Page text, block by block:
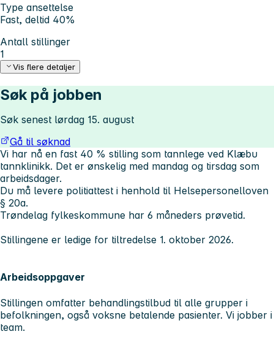
Type ansettelse
Fast, deltid 40%
Antall stillinger
1
Vis flere detaljer
Søk på jobben
Søk senest lørdag 15. august
Gå til søknad
Vi har nå en fast 40 % stilling som tannlege ved Klæbu
tannklinikk. Det er ønskelig med mandag og tirsdag som
arbeidsdager.
Du må levere politiattest i henhold til Helsepersonelloven
§ 20a.
Trøndelag fylkeskommune har 6 måneders prøvetid.
Stillingene er ledige for tiltredelse 1. oktober 2026.
Arbeidsoppgaver
Stillingen omfatter behandlingstilbud til alle grupper i
befolkningen, også voksne betalende pasienter. Vi jobber i
team.